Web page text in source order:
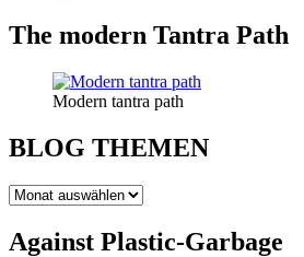
The modern Tantra Path
Modern tantra path
BLOG THEMEN
BLOG
Against Plastic-Garbage